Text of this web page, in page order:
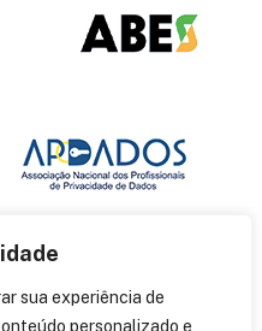
sua experiência de
personalizado e